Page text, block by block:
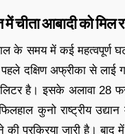
चीता आबादी को मिल
के समय में कई महत्वपूर्ण
दक्षिण अफ्रीका से लाई
है। इसके अलावा 28
कुनो राष्ट्रीय
प्रक्रिया जारी है। बाद